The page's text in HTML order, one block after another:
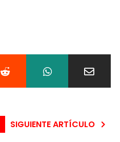
SIGUIENTE ARTÍCULO